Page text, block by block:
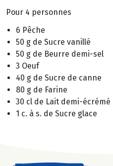
Pour 4 personnes
6 Pêche
50 g de Sucre vanillé
50 g de Beurre demi-sel
3 Oeuf
40 g de Sucre de canne
80 g de Farine
30 cl de Lait demi-écrémé
1 c. à s. de Sucre glace